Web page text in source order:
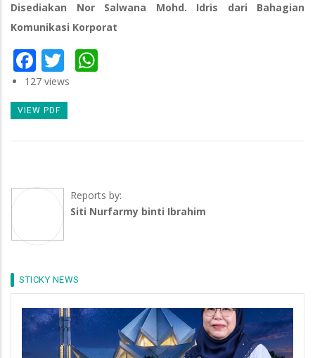
Disediakan Nor Salwana Mohd. Idris dari Bahagian
Komunikasi Korporat
Facebook
Twitter
127 views
VIEW PDF
Reports by:
Siti Nurfarmy binti Ibrahim
STICKY NEWS